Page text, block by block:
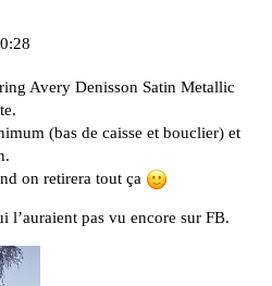
Avery Denisson Satin Metallic
(bas de caisse et bouclier) et
on retirera tout ça
l’auraient pas vu encore sur FB.